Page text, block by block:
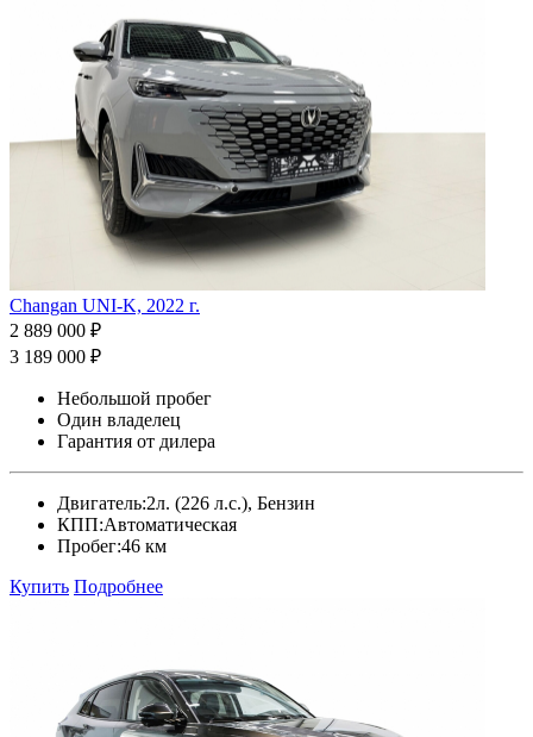
Changan UNI-K, 2022 г.
2 889 000 ₽
3 189 000 ₽
Небольшой пробег
Один владелец
Гарантия от дилера
Двигатель:2л. (226 л.с.), Бензин
КПП:Автоматическая
Пробег:46 км
Купить Подробнее